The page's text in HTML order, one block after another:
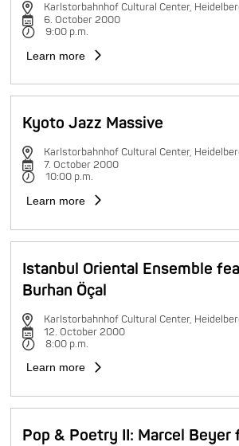
Karlstorbahnhof Cultural Center,
6. October 2000
9:00 p.m.
Learn more
Kyoto Jazz Massive
Karlstorbahnhof Cultural Center,
7. October 2000
10:00 p.m.
Learn more
Istanbul Oriental Ensemble
Burhan Öçal
Karlstorbahnhof Cultural Center,
12. October 2000
8:00 p.m.
Learn more
Pop & Poetry II: Marcel Beyer